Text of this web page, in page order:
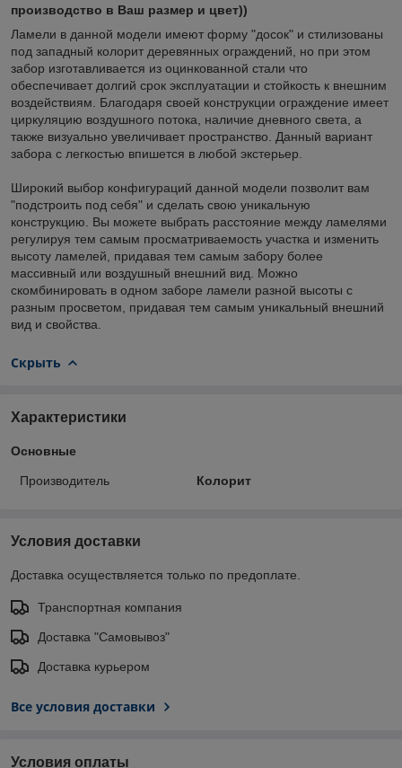
производство в Ваш размер и цвет))
Ламели в данной модели имеют форму "досок" и стилизованы
под западный колорит деревянных ограждений, но при этом
забор изготавливается из оцинкованной стали что
обеспечивает долгий срок эксплуатации и стойкость к внешним
воздействиям. Благодаря своей конструкции ограждение имеет
циркуляцию воздушного потока, наличие дневного света, а
также визуально увеличивает пространство. Данный вариант
забора с легкостью впишется в любой экстерьер.
Широкий выбор конфигураций данной модели позволит вам
"подстроить под себя" и сделать свою уникальную
конструкцию. Вы можете выбрать расстояние между ламелями
регулируя тем самым просматриваемость участка и изменить
высоту ламелей, придавая тем самым забору более
массивный или воздушный внешний вид. Можно
скомбинировать в одном заборе ламели разной высоты с
разным просветом, придавая тем самым уникальный внешний
вид и свойства.
Скрыть
Характеристики
Основные
Производитель Колорит
Условия доставки
Доставка осуществляется только по предоплате.
Транспортная компания
Доставка "Самовывоз"
Доставка курьером
Все условия доставки
Условия оплаты